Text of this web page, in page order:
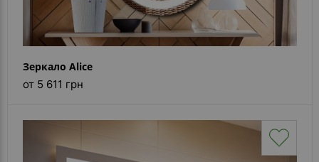
Зеркало Alice
от 5 611 грн